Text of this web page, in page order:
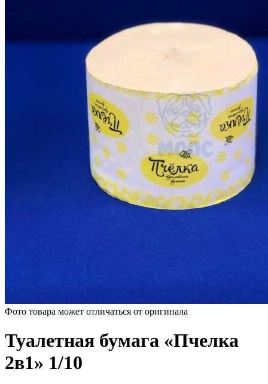
Фото товара может отличаться от оригинала
Туалетная бумага «Пчелка
2в1» 1/10